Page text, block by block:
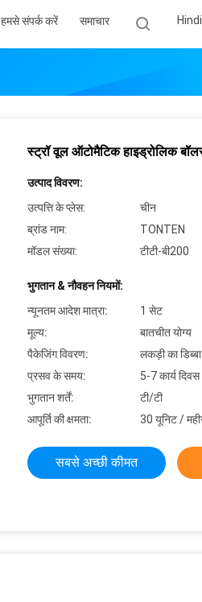
हमसे संपर्क करें समाचार Hindi
स्ट्रॉ वूल ऑटोमैटिक हाइड्रोलिक
उत्पाद विवरण:
उत्पत्ति के प्लेस:
चीन
ब्रांड नाम:
TONTEN
मॉडल संख्या:
टीटी-बी200
भुगतान & नौवहन नियमों:
न्यूनतम आदेश मात्रा:
1 सेट
मूल्य:
बातचीत योग्य
पैकेजिंग विवरण:
लकड़ी का डिब्बा
प्रसव के समय:
5-7 कार्य दिवस
भुगतान शर्तें:
टी/टी
आपूर्ति की क्षमता:
30 यूनिट /
सबसे अच्छी कीमत